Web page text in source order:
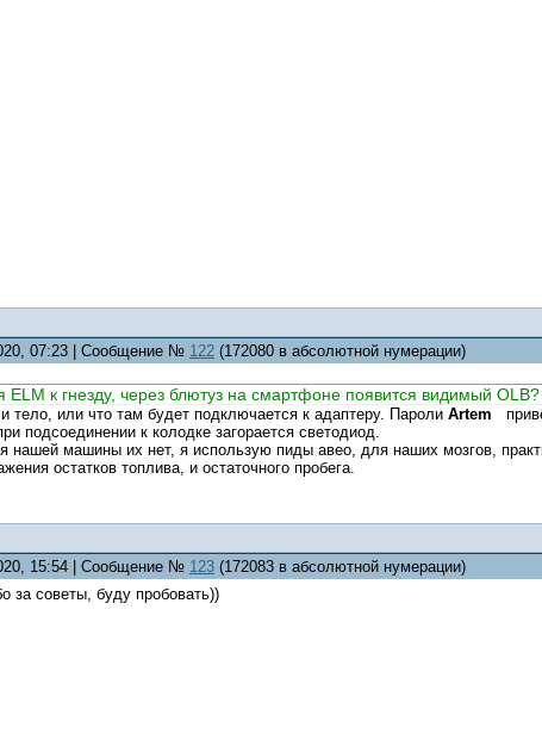
07:23 | Сообщение № 122 (172080 в абсолютной нумерации)
ELM к гнезду, через блютуз на смартфоне появится видимый OLB?
тело, или что там будет подключается к адаптеру. Пароли Artem
подсоединении к колодке загорается светодиод.
нашей машины их нет, я использую пиды авео, для наших мозгов,
остатков топлива, и остаточного пробега.
15:54 | Сообщение № 123 (172083 в абсолютной нумерации)
за советы, буду пробовать))